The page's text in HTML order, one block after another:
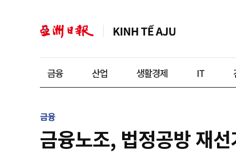
금융 산업 생활경제 IT
금융
금융노조, 법정공방 재